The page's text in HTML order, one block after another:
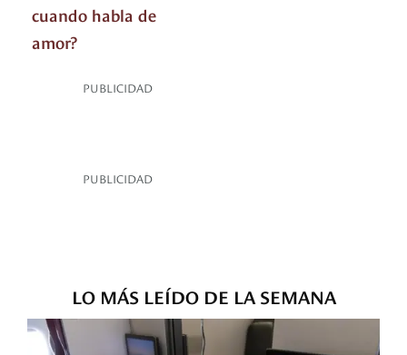
cuando habla de
amor?
PUBLICIDAD
PUBLICIDAD
LO MÁS LEÍDO DE LA SEMANA